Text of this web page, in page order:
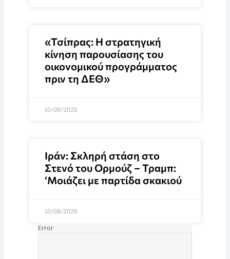
«Τσίπρας: Η στρατηγική
κίνηση παρουσίασης του
οικονομικού προγράμματος
πριν τη ΔΕΘ»
10/08/2026
Ιράν: Σκληρή στάση στο
Στενό του Ορμούζ – Τραμπ:
‘Μοιάζει με παρτίδα σκακιού
10/08/2026